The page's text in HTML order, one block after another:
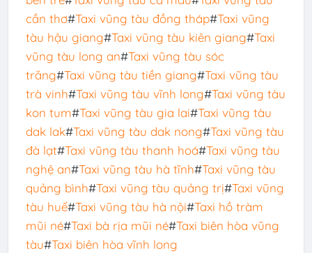
cần thơ#Taxi vũng tàu đồng tháp#Taxi vũng
tàu hậu giang#Taxi vũng tàu kiên giang#Taxi
vũng tàu long an#Taxi vũng tàu sóc
trăng#Taxi vũng tàu tiền giang#Taxi vũng tàu
trà vinh#Taxi vũng tàu vĩnh long#Taxi vũng tàu
kon tum#Taxi vũng tàu gia lai#Taxi vũng tàu
dak lak#Taxi vũng tàu dak nong#Taxi vũng tàu
đà lạt#Taxi vũng tàu thanh hoá#Taxi vũng tàu
nghệ an#Taxi vũng tàu hà tĩnh#Taxi vũng tàu
quảng bình#Taxi vũng tàu quảng trị#Taxi vũng
tàu huế#Taxi vũng tàu hà nội#Taxi hồ tràm
mũi né#Taxi bà rịa mũi né#Taxi biên hòa vũng
tàu#Taxi biên hòa vĩnh long